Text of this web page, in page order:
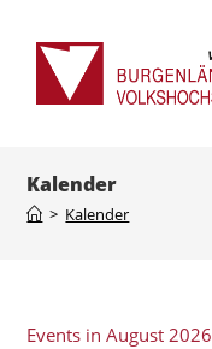
Kalender
> Kalender
Events in August 2026